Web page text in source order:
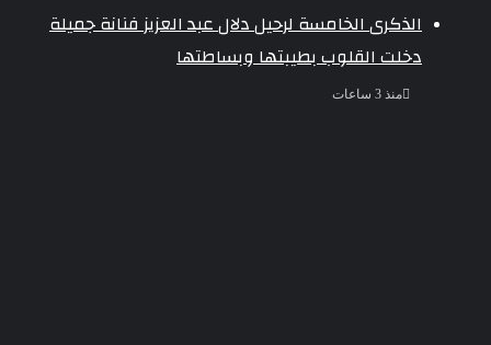
الذكرى الخامسة لرحيل دلال عبد العزيز فنانة جميلة
دخلت القلوب بطيبتها وبساطتها
منذ 3 ساعات